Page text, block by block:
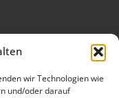
wir Technologien wie
und/oder darauf